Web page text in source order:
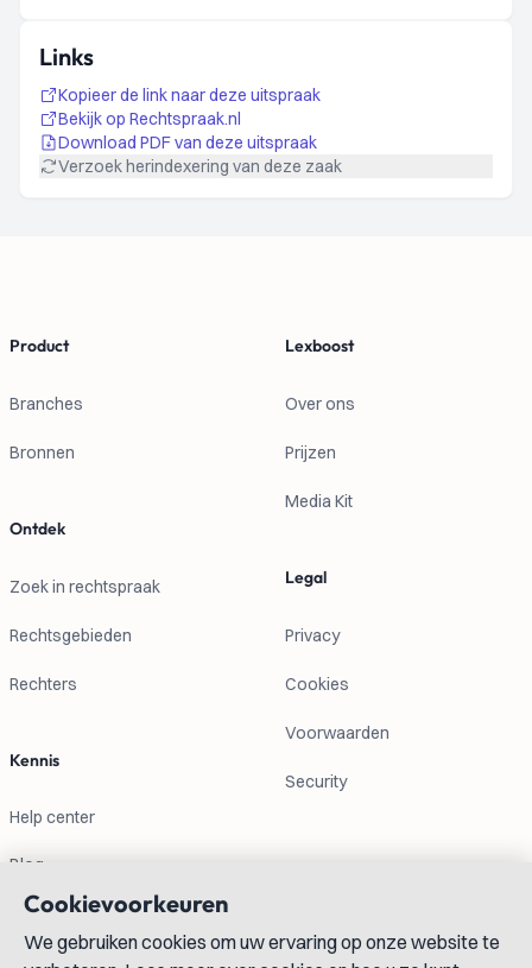
Links
Kopieer de link naar deze uitspraak
Bekijk op Rechtspraak.nl
Download PDF van deze uitspraak
Verzoek herindexering van deze zaak
Product
Branches
Bronnen
Ontdek
Zoek in rechtspraak
Rechtsgebieden
Rechters
Kennis
Help center
Blog
Lexboost
Over ons
Prijzen
Media Kit
Legal
Privacy
Cookies
Voorwaarden
Security
Contactgegevens
Cookievoorkeuren
We gebruiken cookies om uw ervaring op onze website te